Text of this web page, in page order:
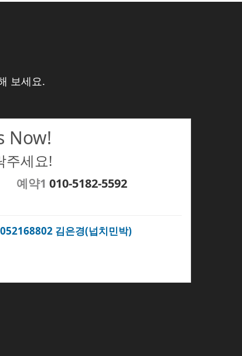
보세요.
Now!
주세요!
예약1 010-5182-5592
김은경(넙치민박)